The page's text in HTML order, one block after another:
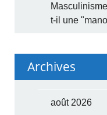
t-il une
Archives
août 2026